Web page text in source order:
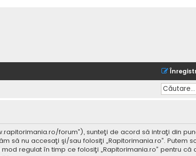
forum”), sunteţi de acord să intraţi din
să nu accesaţi şi/sau folosiţi „Rapitorimania.ro”. Putem
regulat în timp ce folosiţi „Rapitorimania.ro” pentru că